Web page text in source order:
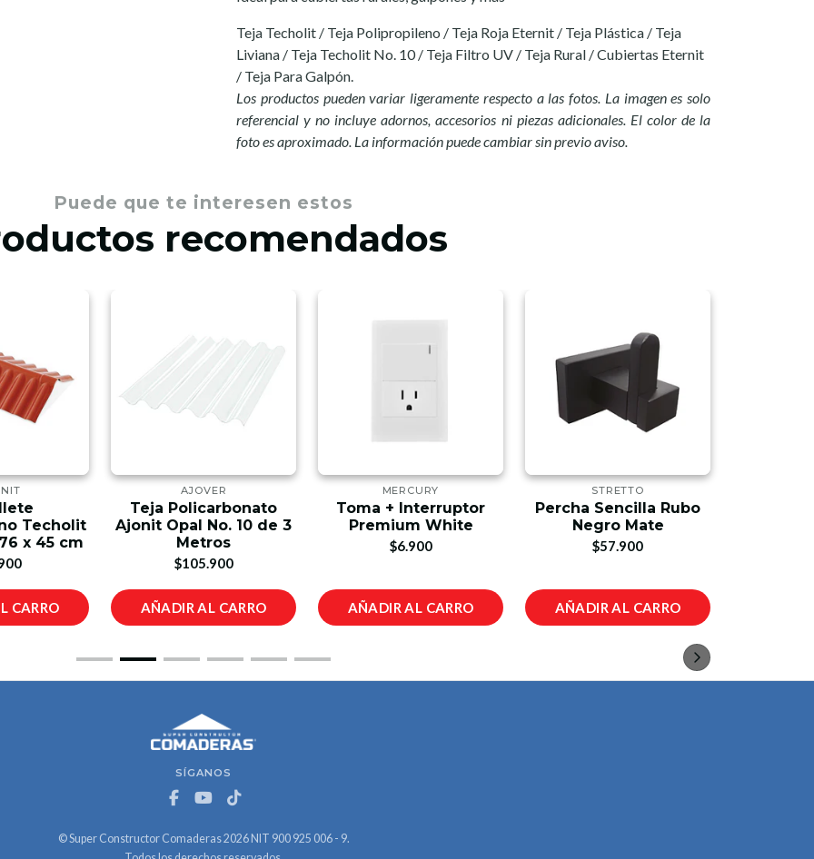
Teja Techolit / Teja Polipropileno / Teja Roja Eternit / Teja Plástica / Teja
Liviana / Teja Techolit No. 10 / Teja Filtro UV / Teja Rural / Cubiertas Eternit
/ Teja Para Galpón.
Los productos pueden variar ligeramente respecto a las fotos. La imagen es solo
referencial y no incluye adornos, accesorios ni piezas adicionales. El color de la
foto es aproximado. La información puede cambiar sin previo aviso.
Puede que te interesen estos
recomendados
Techolit
x 45 cm
CARRO
AJOVER
Teja Policarbonato
Ajonit Opal No. 10 de 3
Metros
$105.900
AÑADIR AL CARRO
MERCURY
Toma + Interruptor
Premium White
$6.900
AÑADIR AL CARRO
STRETTO
Percha Sencilla Rubo
Negro Mate
$57.900
AÑADIR AL CARRO
SÍGANOS
© Super Constructor Comaderas 2026 NIT 900 925 006 - 9.